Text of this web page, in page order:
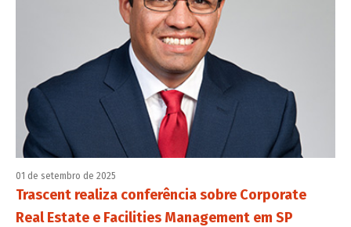
01 de setembro de 2025
Trascent realiza conferência sobre Corporate
Real Estate e Facilities Management em SP